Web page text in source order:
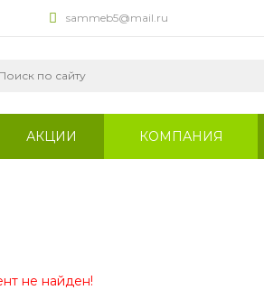
sammeb5@mail.ru
АКЦИИ КОМПАНИЯ
не найден!